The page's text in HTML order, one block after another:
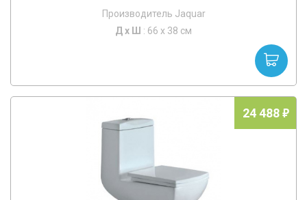
Производитель Jaquar
Д х Ш : 66 x 38 см
24 488